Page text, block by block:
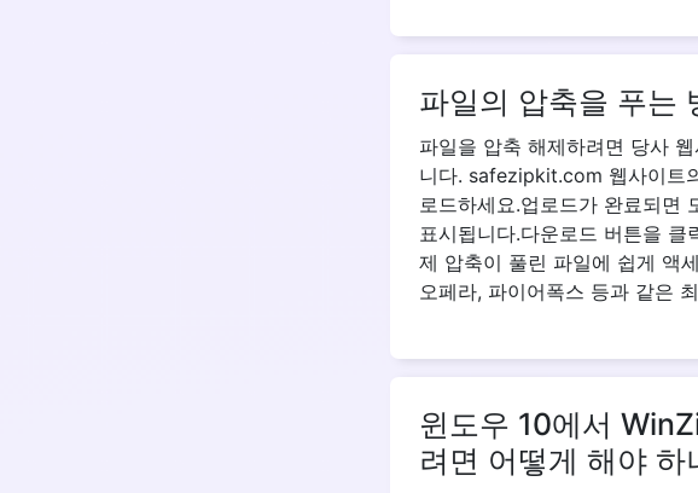
파일의 압축을 푸는
파일을 압축 해제하려면 당사
니다. safezipkit.com 웹사이트
로드하세요.업로드가 완료되면
표시됩니다.다운로드 버튼을
제 압축이 풀린 파일에 쉽게 액
오페라, 파이어폭스 등과 같은
윈도우 10에서
려면 어떻게 해야 하